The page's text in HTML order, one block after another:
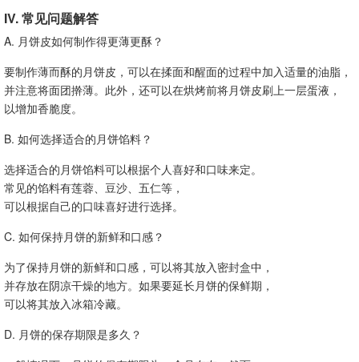
IV. 常见问题解答
A. 月饼皮如何制作得更薄更酥？
要制作薄而酥的月饼皮，可以在揉面和醒面的过程中加入适量的油脂，
并注意将面团擀薄。此外，还可以在烘烤前将月饼皮刷上一层蛋液，
以增加香脆度。
B. 如何选择适合的月饼馅料？
选择适合的月饼馅料可以根据个人喜好和口味来定。
常见的馅料有莲蓉、豆沙、五仁等，
可以根据自己的口味喜好进行选择。
C. 如何保持月饼的新鲜和口感？
为了保持月饼的新鲜和口感，可以将其放入密封盒中，
并存放在阴凉干燥的地方。如果要延长月饼的保鲜期，
可以将其放入冰箱冷藏。
D. 月饼的保存期限是多久？